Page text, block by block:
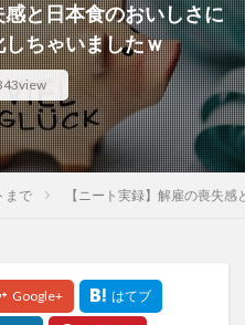
と日本食のおいしさに
ちゃいましたｗ
まで 【ニート実録】解雇の喪失